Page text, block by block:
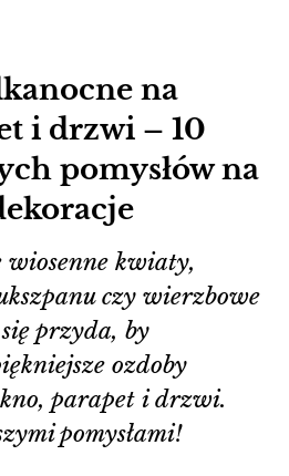
na
i drzwi – 10
pomysłów na
wiosenne kwiaty,
czy wierzbowe
przyda, by
ozdoby
parapet i drzwi.
pomysłami!